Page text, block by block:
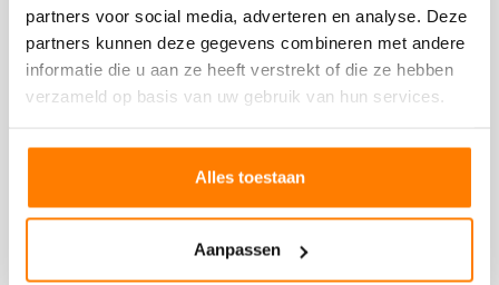
partners voor social media, adverteren en analyse. Deze
partners kunnen deze gegevens combineren met andere
informatie die u aan ze heeft verstrekt of die ze hebben
verzameld op basis van uw gebruik van hun services.
Alles toestaan
Aanpassen